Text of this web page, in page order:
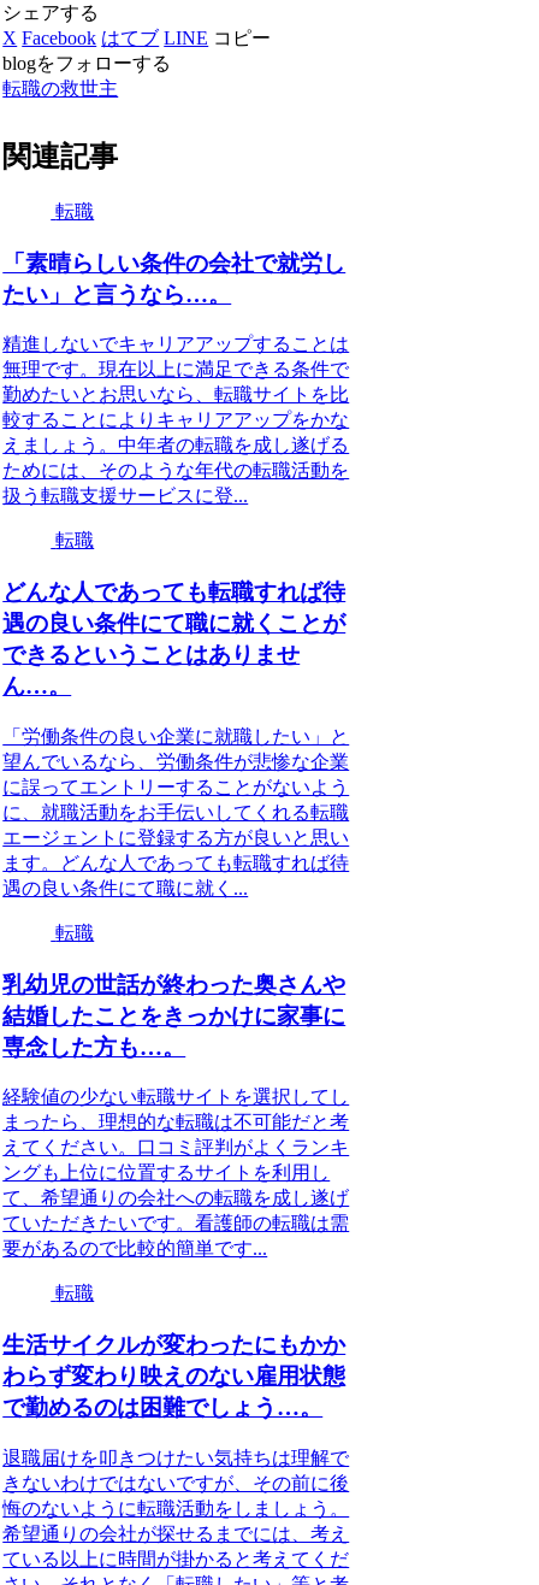
シェアする
X Facebook はてブ LINE コピー
blogをフォローする
転職の救世主
関連記事
転職
「素晴らしい条件の会社で就労し
たい」と言うなら…。
精進しないでキャリアアップすることは
無理です。現在以上に満足できる条件で
勤めたいとお思いなら、転職サイトを比
較することによりキャリアアップをかな
えましょう。中年者の転職を成し遂げる
ためには、そのような年代の転職活動を
扱う転職支援サービスに登...
転職
どんな人であっても転職すれば待
遇の良い条件にて職に就くことが
できるということはありませ
ん…。
「労働条件の良い企業に就職したい」と
望んでいるなら、労働条件が悲惨な企業
に誤ってエントリーすることがないよう
に、就職活動をお手伝いしてくれる転職
エージェントに登録する方が良いと思い
ます。どんな人であっても転職すれば待
遇の良い条件にて職に就く...
転職
乳幼児の世話が終わった奥さんや
結婚したことをきっかけに家事に
専念した方も…。
経験値の少ない転職サイトを選択してし
まったら、理想的な転職は不可能だと考
えてください。口コミ評判がよくランキ
ングも上位に位置するサイトを利用し
て、希望通りの会社への転職を成し遂げ
ていただきたいです。看護師の転職は需
要があるので比較的簡単です...
転職
生活サイクルが変わったにもかか
わらず変わり映えのない雇用状態
で勤めるのは困難でしょう…。
退職届けを叩きつけたい気持ちは理解で
きないわけではないですが、その前に後
悔のないように転職活動をしましょう。
希望通りの会社が探せるまでには、考え
ている以上に時間が掛かると考えてくだ